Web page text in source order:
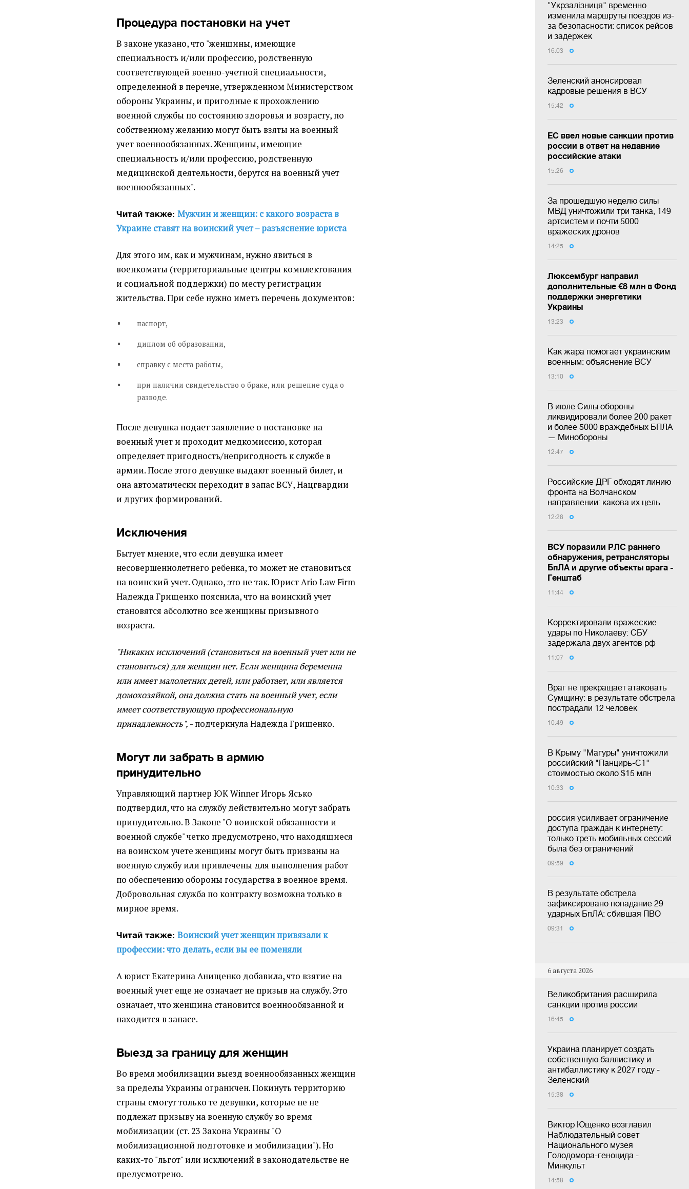
"Укрзалізниця" временно
изменила маршруты поездов из-
за безопасности: список рейсов
и задержек
16:03
Зеленский анонсировал
кадровые решения в ВСУ
15:42
ЕС ввел новые санкции против
россии в ответ на недавние
российские атаки
15:26
За прошедшую неделю силы
МВД уничтожили три танка, 149
артсистем и почти 5000
вражеских дронов
14:25
Люксембург направил
дополнительные €8 млн в Фонд
поддержки энергетики
Украины
13:23
Как жара помогает украинским
военным: объяснение ВСУ
13:10
В июле Силы обороны
ликвидировали более 200 ракет
и более 5000 враждебных БПЛА
— Минобороны
12:47
Российские ДРГ обходят линию
фронта на Волчанском
направлении: какова их цель
12:28
ВСУ поразили РЛС раннего
обнаружения, ретрансляторы
БпЛА и другие объекты врага -
Генштаб
11:44
Корректировали вражеские
удары по Николаеву: СБУ
задержала двух агентов рф
11:07
Враг не прекращает атаковать
Сумщину: в результате обстрела
пострадали 12 человек
10:49
В Крыму "Магуры" уничтожили
российский "Панцирь-С1"
стоимостью около $15 млн
10:33
россия усиливает ограничение
доступа граждан к интернету:
только треть мобильных сессий
была без ограничений
09:59
В результате обстрела
зафиксировано попадание 29
ударных БпЛА: сбившая ПВО
09:31
6 августа 2026
Великобритания расширила
санкции против россии
16:45
Украина планирует создать
собственную баллистику и
антибаллистику к 2027 году -
Зеленский
15:38
Виктор Ющенко возглавил
Наблюдательный совет
Национального музея
Голодомора-геноцида -
Минкульт
14:58
Процедура постановки на учет
В законе указано, что "женщины, имеющие
специальность и/или профессию, родственную
соответствующей военно-учетной специальности,
определенной в перечне, утвержденном Министерством
обороны Украины, и пригодные к прохождению
военной службы по состоянию здоровья и возрасту, по
собственному желанию могут быть взяты на военный
учет военнообязанных. Женщины, имеющие
специальность и/или профессию, родственную
медицинской деятельности, берутся на военный учет
военнообязанных".
Читай также:Мужчин и женщин: с какого возраста в
Украине ставят на воинский учет – разъяснение юриста
Для этого им, как и мужчинам, нужно явиться в
военкоматы (территориальные центры комплектования
и социальной поддержки) по месту регистрации
жительства. При себе нужно иметь перечень документов:
паспорт,
диплом об образовании,
справку с места работы,
при наличии свидетельство о браке, или решение суда о
разводе.
После девушка подает заявление о постановке на
военный учет и проходит медкомиссию, которая
определяет пригодность/непригодность к службе в
армии. После этого девушке выдают военный билет, и
она автоматически переходит в запас ВСУ, Нацгвардии
и других формирований.
Исключения
Бытует мнение, что если девушка имеет
несовершеннолетнего ребенка, то может не становиться
на воинский учет. Однако, это не так. Юрист Ario Law Firm
Надежда Грищенко пояснила, что на воинский учет
становятся абсолютно все женщины призывного
возраста.
"Никаких исключений (становиться на военный учет или не
становиться) для женщин нет. Если женщина беременна
или имеет малолетних детей, или работает, или является
домохозяйкой, она должна стать на военный учет, если
имеет соответствующую профессиональную
принадлежность", - подчеркнула Надежда Грищенко.
Могут ли забрать в армию
принудительно
Управляющий партнер ЮК Winner Игорь Ясько
подтвердил, что на службу действительно могут забрать
принудительно. В Законе "О воинской обязанности и
военной службе" четко предусмотрено, что находящиеся
на воинском учете женщины могут быть призваны на
военную службу или привлечены для выполнения работ
по обеспечению обороны государства в военное время.
Добровольная служба по контракту возможна только в
мирное время.
Читай также:Воинский учет женщин привязали к
профессии: что делать, если вы ее поменяли
А юрист Екатерина Анищенко добавила, что взятие на
военный учет еще не означает не призыв на службу. Это
означает, что женщина становится военнообязанной и
находится в запасе.
Выезд за границу для женщин
Во время мобилизации выезд военнообязанных женщин
за пределы Украины ограничен. Покинуть территорию
страны смогут только те девушки, которые не не
подлежат призыву на военную службу во время
мобилизации (ст. 23 Закона Украины "О
мобилизационной подготовке и мобилизации"). Но
каких-то "льгот" или исключений в законодательстве не
предусмотрено.